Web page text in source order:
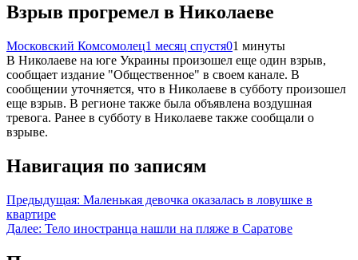
Взрыв прогремел в Николаеве
Московский Комсомолец1 месяц спустя01 минуты
В Николаеве на юге Украины произошел еще один взрыв,
сообщает издание "Общественное" в своем канале. В
сообщении уточняется, что в Николаеве в субботу произошел
еще взрыв. В регионе также была объявлена воздушная
тревога. Ранее в субботу в Николаеве также сообщали о
взрыве.
Навигация по записям
Предыдущая: Маленькая девочка оказалась в ловушке в
квартире
Далее: Тело иностранца нашли на пляже в Саратове